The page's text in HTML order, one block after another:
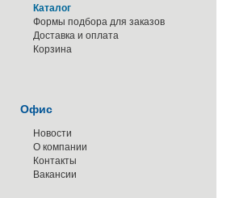
Каталог
Формы подбора для заказов
Доставка и оплата
Корзина
Офис
Новости
О компании
Контакты
Вакансии